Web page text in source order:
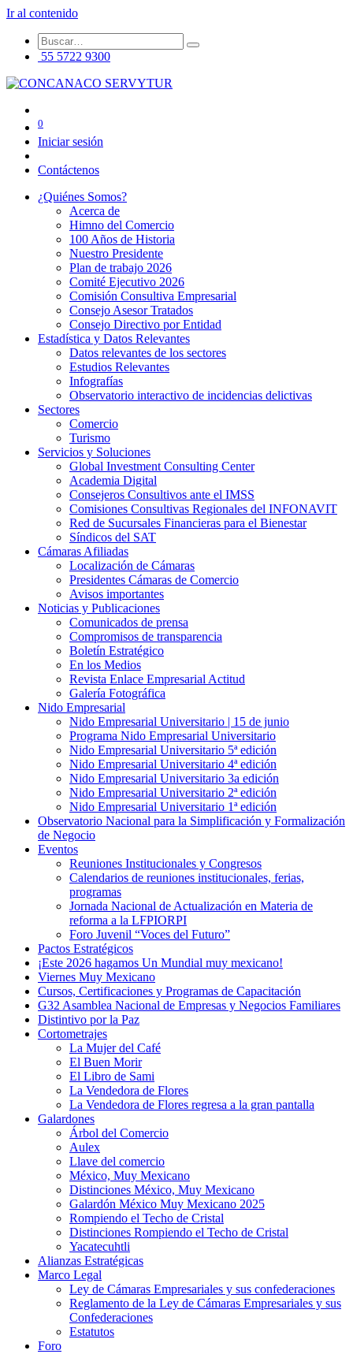
Ir al contenido
55 5722 9300
0
Iniciar sesión
Contáctenos
¿Quiénes Somos?
Acerca de
Himno del Comercio
100 Años de Historia
Nuestro Presidente
Plan de trabajo 2026
Comité Ejecutivo 2026
Comisión Consultiva Empresarial
Consejo Asesor Tratados
Consejo Directivo por Entidad
Estadística y Datos Relevantes
Datos relevantes de los sectores
Estudios Relevantes
Infografías
Observatorio interactivo de incidencias delictivas
Sectores
Comercio
Turismo
Servicios y Soluciones
Global Investment Consulting Center
Academia Digital
Consejeros Consultivos ante el IMSS
Comisiones Consultivas Regionales del INFONAVIT
Red de Sucursales Financieras para el Bienestar
Síndicos del SAT
Cámaras Afiliadas
Localización de Cámaras
Presidentes Cámaras de Comercio
Avisos importantes
Noticias y Publicaciones
Comunicados de prensa
Compromisos de transparencia
Boletín Estratégico
En los Medios
Revista Enlace Empresarial Actitud
Galería Fotográfica
Nido Empresarial
Nido Empresarial Universitario | 15 de junio
Programa Nido Empresarial Universitario
Nido Empresarial Universitario 5ª edición
Nido Empresarial Universitario 4ª edición
Nido Empresarial Universitario 3a edición
Nido Empresarial Universitario 2ª edición
Nido Empresarial Universitario 1ª edición
Observatorio Nacional para la Simplificación y Formalización
de Negocio
Eventos
Reuniones Institucionales y Congresos
Calendarios de reuniones institucionales, ferias,
programas
Jornada Nacional de Actualización en Materia de
reforma a la LFPIORPI
Foro Juvenil “Voces del Futuro”
Pactos Estratégicos
¡Este 2026 hagamos Un Mundial muy mexicano!
Viernes Muy Mexicano
Cursos, Certificaciones y Programas de Capacitación
G32 Asamblea Nacional de Empresas y Negocios Familiares
Distintivo por la Paz
Cortometrajes
La Mujer del Café
El Buen Morir
El Libro de Sami
La Vendedora de Flores
La Vendedora de Flores regresa a la gran pantalla
Galardones
Árbol del Comercio
Aulex
Llave del comercio
México, Muy Mexicano
Distinciones México, Muy Mexicano
Galardón México Muy Mexicano 2025
Rompiendo el Techo de Cristal
Distinciones Rompiendo el Techo de Cristal
Yacatecuhtli
Alianzas Estratégicas
Marco Legal
Ley de Cámaras Empresariales y sus confederaciones
Reglamento de la Ley de Cámaras Empresariales y sus
Confederaciones
Estatutos
Foro